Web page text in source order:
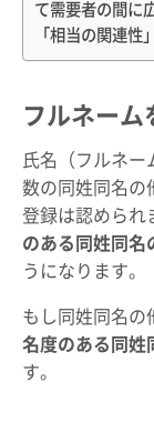
て需要者の間に
「相当の関連性
フルネーム
氏名（フルネ
数の同姓同名の
登録は認められ
のある同姓同名
うになります。
もし同姓同名の
名度のある同姓
す。